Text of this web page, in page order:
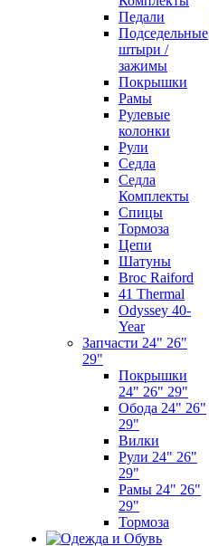
Педали
Подседельные
штыри /
зажимы
Покрышки
Рамы
Рулевые
колонки
Рули
Седла
Седла
Комплекты
Спицы
Тормоза
Цепи
Шатуны
Broc Raiford
41 Thermal
Odyssey 40-
Year
Запчасти 24" 26"
29"
Покрышки
24" 26" 29"
Обода 24" 26"
29"
Вилки
Рули 24" 26"
29"
Рамы 24" 26"
29"
Тормоза